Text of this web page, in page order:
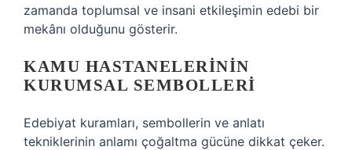
zamanda toplumsal ve insani etkileşimin edebi bir
mekânı olduğunu gösterir.
KAMU HASTANELERININ
KURUMSAL SEMBOLLERI
Edebiyat kuramları, sembollerin ve anlatı
tekniklerinin anlamı çoğaltma gücüne dikkat çeker.